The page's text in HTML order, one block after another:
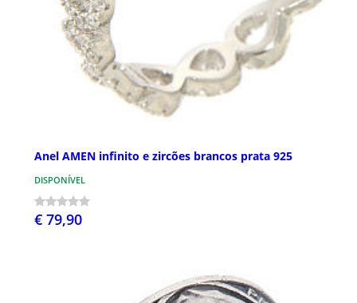
Anel AMEN infinito e zircões brancos prata 925
DISPONÍVEL
€ 79,90